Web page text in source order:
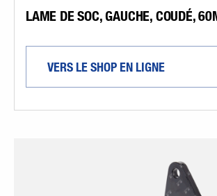
LAME DE SOC, GAUCHE, COUDÉ,
VERS LE SHOP EN LIGNE